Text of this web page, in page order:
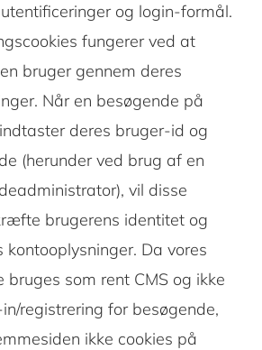
og login-formål.
fungerer ved at
bruger gennem deres
Når en besøgende på
deres bruger-id og
(herunder ved brug af en
vil disse
brugerens identitet og
kontooplysninger. Da vores
bruges som rent CMS og ikke
registrering for besøgende,
ikke cookies på